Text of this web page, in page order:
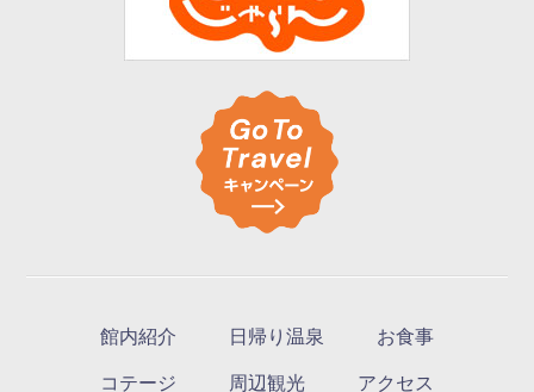
館内紹介 日帰り温泉 お食事
コテージ 周辺観光 アクセス